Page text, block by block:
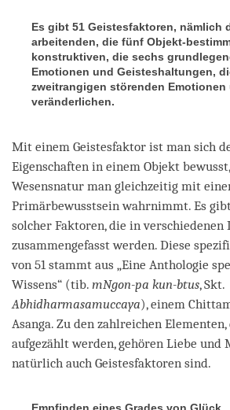
Es gibt 51 Geistesfaktoren, nämlich
arbeitenden, die fünf Objekt-
konstruktiven, die sechs
Emotionen und Geisteshaltungen,
zweitrangigen störenden
veränderlichen.
Mit einem Geistesfaktor ist man sich
Eigenschaften in einem Objekt
Wesensnatur man gleichzeitig mit
Primärbewusstsein wahrnimmt. Es
solcher Faktoren, die in verschiedenen
zusammengefasst werden. Diese
von 51 stammt aus „Eine Anthologie
Wissens“ (tib. mNgon-pa kun-btus, Skt.
Abhidharmasamuccaya), einem
Asanga. Zu den zahlreichen
aufgezählt werden, gehören Liebe und
natürlich auch Geistesfaktoren sind.
Empfinden eines Grades von Glück,